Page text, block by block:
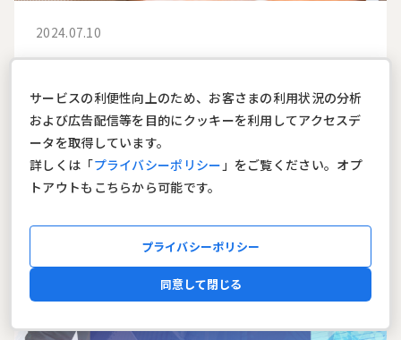
2024.07.10
や推進すべきDX戦略を解説
#DX
サービスの利便性向上のため、お客さまの利用状況の分析
および広告配信等を目的にクッキーを利用してアクセスデ
ータを取得しています。
詳しくは「プライバシーポリシー」をご覧ください。オプ
トアウトもこちらから可能です。
プライバシーポリシー
同意して閉じる